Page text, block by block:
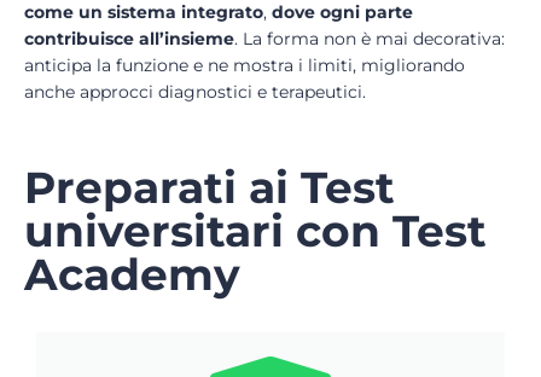
come un sistema integrato, dove ogni parte
contribuisce all’insieme. La forma non è mai decorativa:
anticipa la funzione e ne mostra i limiti, migliorando
anche approcci diagnostici e terapeutici.
Preparati ai Test
universitari con Test
Academy